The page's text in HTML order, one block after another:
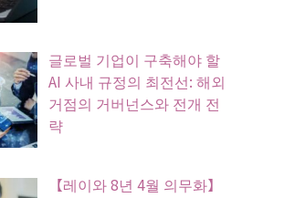
글로벌 기업이 구축해야 할
AI 사내 규정의 최전선: 해외
거점의 거버넌스와 전개 전
략
【레이와 8년 4월 의무화】